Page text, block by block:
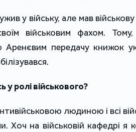
у війську, але мав
військовим фахом.
передачу книжок
у ролі військового?
людиною і всі
Хоч на військовій кафедрі я